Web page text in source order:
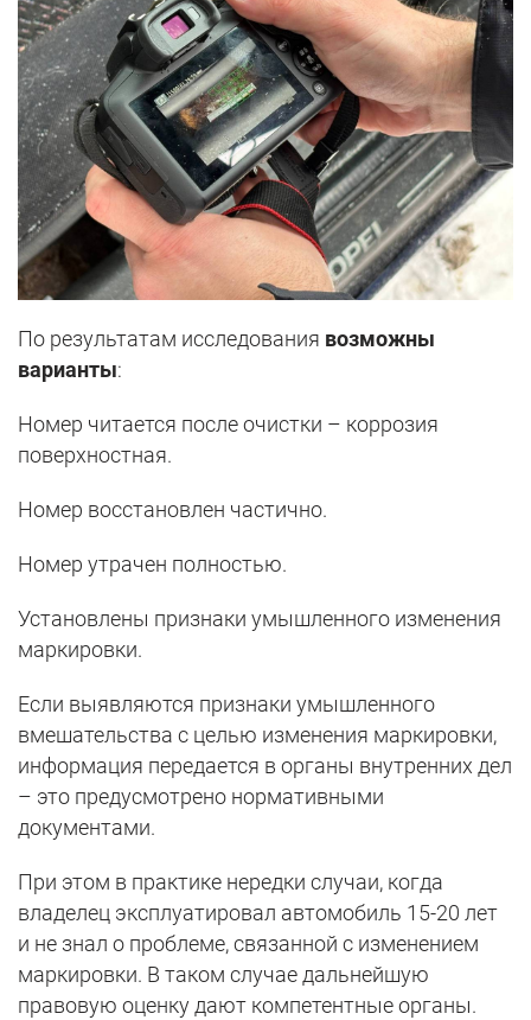
По результатам исследования возможны
варианты:
Номер читается после очистки – коррозия
поверхностная.
Номер восстановлен частично.
Номер утрачен полностью.
Установлены признаки умышленного изменения
маркировки.
Если выявляются признаки умышленного
вмешательства с целью изменения маркировки,
информация передается в органы внутренних дел
– это предусмотрено нормативными
документами.
При этом в практике нередки случаи, когда
владелец эксплуатировал автомобиль 15-20 лет
и не знал о проблеме, связанной с изменением
маркировки. В таком случае дальнейшую
правовую оценку дают компетентные органы.